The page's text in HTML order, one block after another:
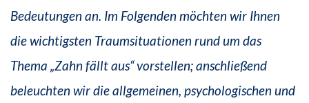
Bedeutungen an. Im Folgenden möchten wir Ihnen
die wichtigsten Traumsituationen rund um das
Thema „Zahn fällt aus“ vorstellen; anschließend
beleuchten wir die allgemeinen, psychologischen und